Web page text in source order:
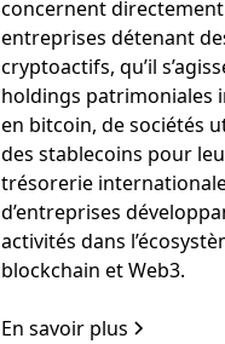
concernent
entreprises détenant
cryptoactifs, qu’il
holdings patrimoniales
en bitcoin, de sociétés
des stablecoins pour
trésorerie
d’entreprises
activités dans
blockchain et Web3.
En savoir plus